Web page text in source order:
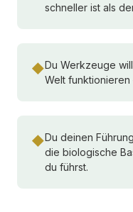
schneller ist als
◆Du Werkzeuge
Welt funktionieren
◆Du deinen
die biologische
du führst.